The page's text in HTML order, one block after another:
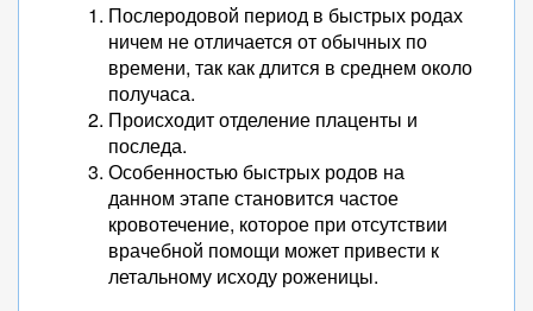
Послеродовой период в быстрых родах
ничем не отличается от обычных по
времени, так как длится в среднем около
получаса.
Происходит отделение плаценты и
последа.
Особенностью быстрых родов на
данном этапе становится частое
кровотечение, которое при отсутствии
врачебной помощи может привести к
летальному исходу роженицы.